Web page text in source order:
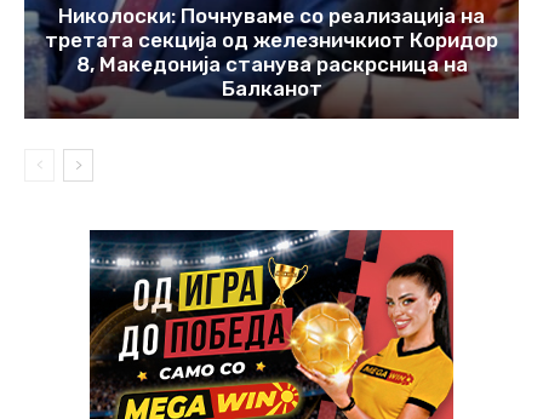
Николоски: Почнуваме со реализација на
третата секција од железничкиот Коридор
8, Македонија станува раскрсница на
Балканот